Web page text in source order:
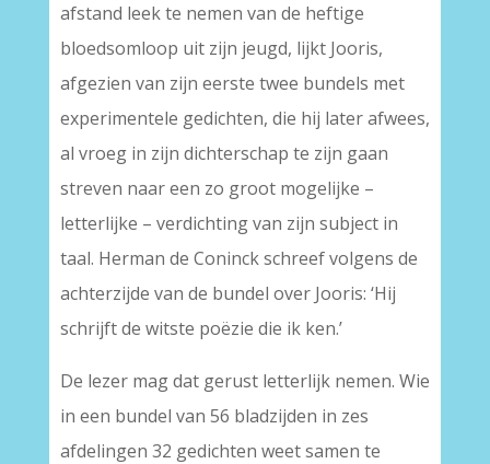
afstand leek te nemen van de heftige
bloedsomloop uit zijn jeugd, lijkt Jooris,
afgezien van zijn eerste twee bundels met
experimentele gedichten, die hij later afwees,
al vroeg in zijn dichterschap te zijn gaan
streven naar een zo groot mogelijke –
letterlijke – verdichting van zijn subject in
taal. Herman de Coninck schreef volgens de
achterzijde van de bundel over Jooris: ‘Hij
schrijft de witste poëzie die ik ken.’
De lezer mag dat gerust letterlijk nemen. Wie
in een bundel van 56 bladzijden in zes
afdelingen 32 gedichten weet samen te